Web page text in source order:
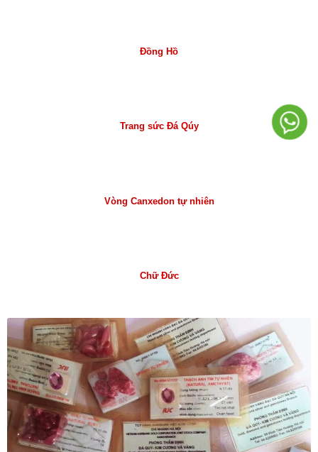
Đồng Hồ
Trang sức Đá Qúy
Vòng Canxedon tự nhiên
Chữ Đức